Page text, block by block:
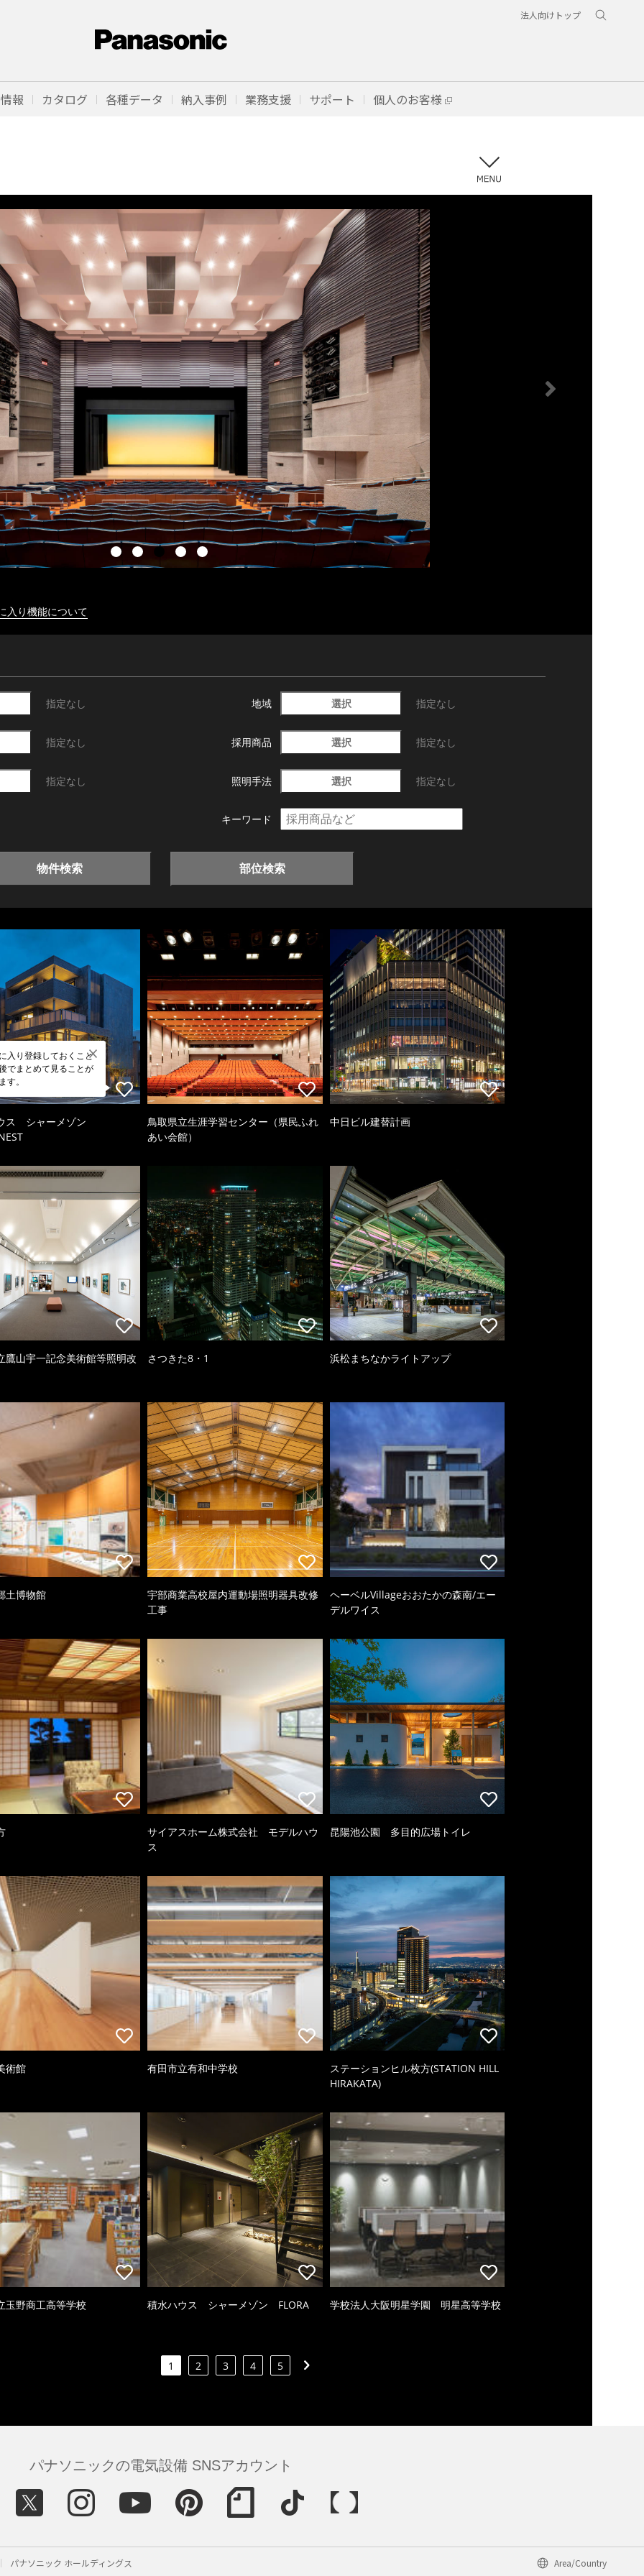
法人向けトップ
報 カタログ 各種データ 納入事例 業務支援 サポート 個人のお客様
入り機能について
指定なし 地域 選択 指定なし
指定なし 採用商品 選択 指定なし
指定なし 照明手法 選択 指定なし
キーワード
物件検索 部位検索
入り登録しておくこと
でまとめて見ることが
す。
ス シャーメゾン
鳥取県立生涯学習センター（県民ふれ
あい会館）
中日ビル建替計画
鷹山宇一記念美術館等照明改 さつきた8・1 浜松まちなかライトアップ
土博物館
宇部商業高校屋内運動場照明器具改修
工事
ヘーベルVillageおおたかの森南/エー
デルワイス
サイアスホーム株式会社 モデルハウ
ス
昆陽池公園 多目的広場トイレ
術館 有田市立有和中学校
ステーションヒル枚方(STATION HILL
HIRAKATA)
玉野商工高等学校 積水ハウス シャーメゾン FLORA 学校法人大阪明星学園 明星高等学校
1 2 3 4 5
パナソニックの電気設備 SNSアカウント
パナソニック ホールディングス Area/Country